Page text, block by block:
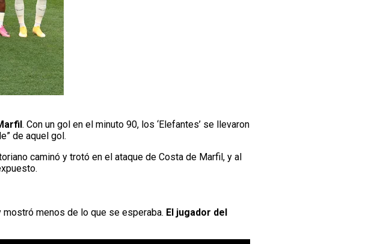
. Con un gol en el minuto 90, los ‘Elefantes’ se llevaron
de aquel gol.
caminó y trotó en el ataque de Costa de Marfil, y al
mostró menos de lo que se esperaba. El jugador del